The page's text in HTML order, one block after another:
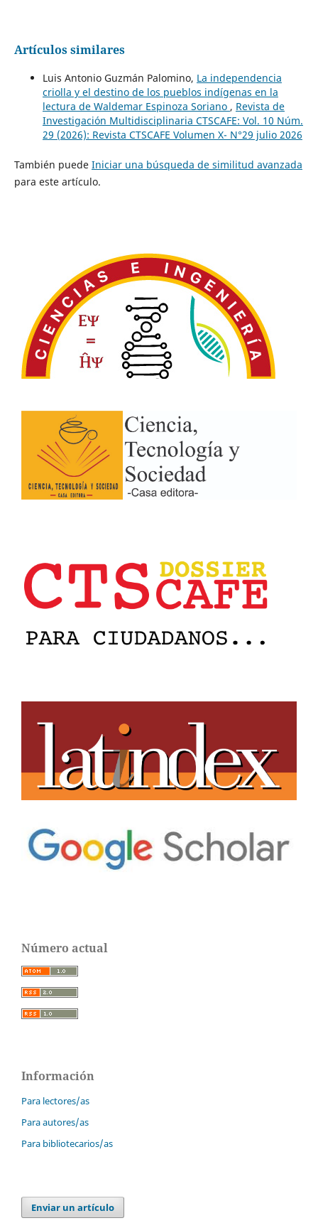
Artículos similares
Luis Antonio Guzmán Palomino, La independencia
criolla y el destino de los pueblos indígenas en la
lectura de Waldemar Espinoza Soriano , Revista de
Investigación Multidisciplinaria CTSCAFE: Vol. 10 Núm.
29 (2026): Revista CTSCAFE Volumen X- N°29 julio 2026
También puede Iniciar una búsqueda de similitud avanzada
para este artículo.
Número actual
Información
Para lectores/as
Para autores/as
Para bibliotecarios/as
Enviar un artículo